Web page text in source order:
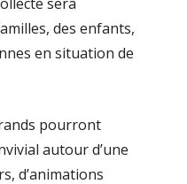
des enfants,
en situation de
pourront
autour d’une
d’animations